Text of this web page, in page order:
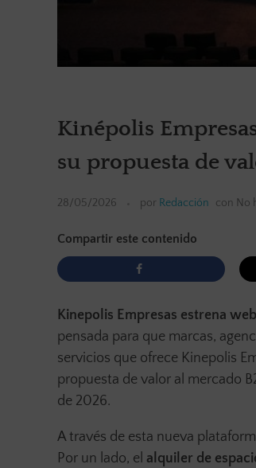
Kinépolis
su propuesta de
28/05/2026 por Redacción con No
Compartir este contenido
Kinepolis Empresas estrena web
pensada para que marcas,
servicios que ofrece Kinepolis
propuesta de valor al mercado
de 2026.
A través de esta nueva
Por un lado, el alquiler de